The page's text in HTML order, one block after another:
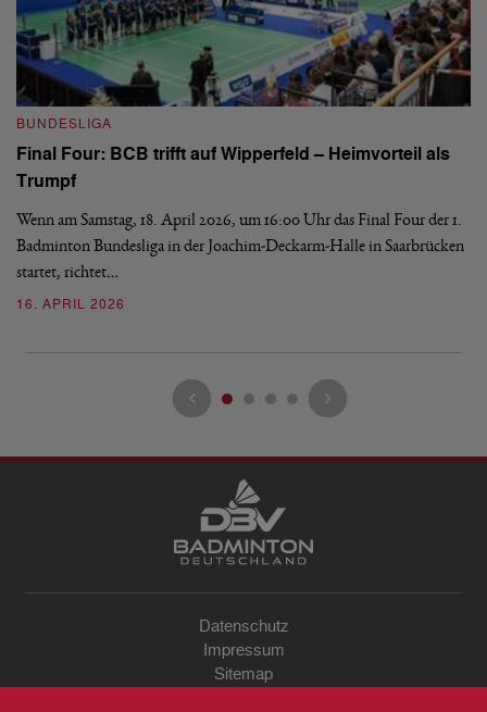
BUNDESLIGA
Final Four: BCB trifft auf Wipperfeld – Heimvorteil als
Trumpf
Wenn am Samstag, 18. April 2026, um 16:00 Uhr das Final Four der 1.
Badminton Bundesliga in der Joachim-Deckarm-Halle in Saarbrücken
startet, richtet…
16. APRIL 2026
Datenschutz
Impressum
Sitemap